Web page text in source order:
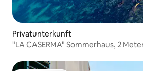
Privatunterkunft
"LA CASERMA" Sommerhaus, 2